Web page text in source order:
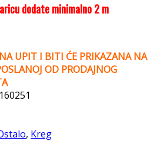
dodate minimalno 2 m
UPIT I BITI ĆE PRIKAZANA NA
OD PRODAJNOG
, Kreg